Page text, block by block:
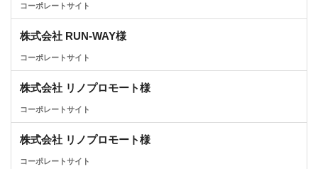
コーポレートサイト
株式会社 RUN-WAY様
コーポレートサイト
株式会社 リノプロモート様
コーポレートサイト
株式会社 リノプロモート様
コーポレートサイト